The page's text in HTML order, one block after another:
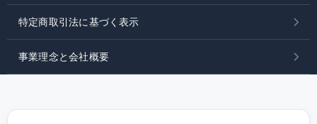
特定商取引法に基づく表示
事業理念と会社概要